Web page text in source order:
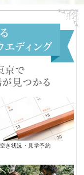
空き状況・見学予約